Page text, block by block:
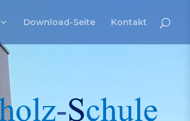
Download-Seite Kontakt